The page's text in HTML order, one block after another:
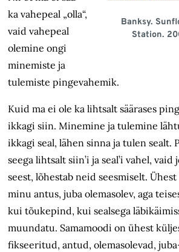
Banksy.
Station.
ka vahepeal „olla“,
vaid vahepeal
olemine ongi
minemiste ja
tulemiste pingevahemik.
Kuid ma ei ole ka lihtsalt säärases
ikkagi siin. Minemine ja tulemine
ikkagi seal, lähen sinna ja tulen sealt.
seega lihtsalt siin’i ja seal’i vahel,
seest, lõhestab neid seesmiselt.
minu antus, juba olemasolev, aga
kui tõukepind, kui sealsega
muundatu. Samamoodi on ühest
fikseeritud, antud, olemasolevad,